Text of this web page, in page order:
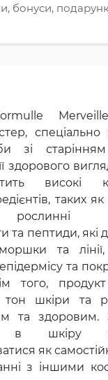
бонуси,
зі
здорового
високі
таких
та пептиди, які
та
та
того,
тон шкіри та
та здоровим.
в шкіру
як
з іншими